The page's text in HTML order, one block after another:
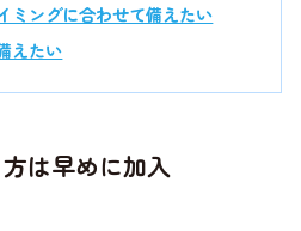
ミングに合わせて備えたい
えたい
は早めに加入